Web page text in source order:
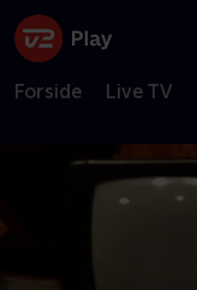
Forside Live TV